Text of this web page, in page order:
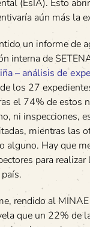
(EsIA). Esto
aún más la
un informe de
interna de
– análisis de
los 27
el 74% de estos
ni inspecciones,
mientras las
alguno. Hay que
para
rendido al
que un 22% de